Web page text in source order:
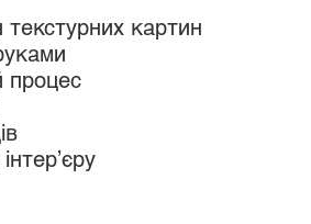
картин
процес